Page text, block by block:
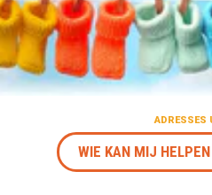
ADRESSES
WIE KAN MIJ